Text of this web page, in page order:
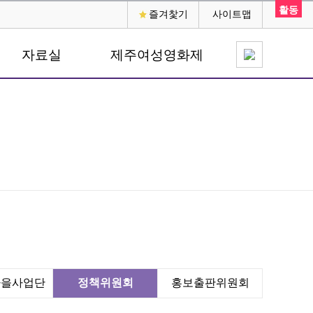
즐겨찿기 사이트맵
자료실 제주여성영화제
사업단 정책위원회 홍보출판위원회
활동